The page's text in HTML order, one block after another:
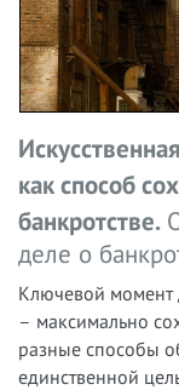
как способ
банкротстве.
деле о
Ключевой момент
– максимально
разные способы
единственной